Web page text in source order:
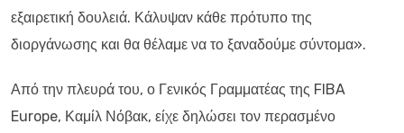
εξαιρετική δουλειά. Κάλυψαν κάθε πρότυπο της
διοργάνωσης και θα θέλαμε να το ξαναδούμε σύντομα».
Από την πλευρά του, ο Γενικός Γραμματέας της FIBA
Europe, Καμίλ Νόβακ, είχε δηλώσει τον περασμένο